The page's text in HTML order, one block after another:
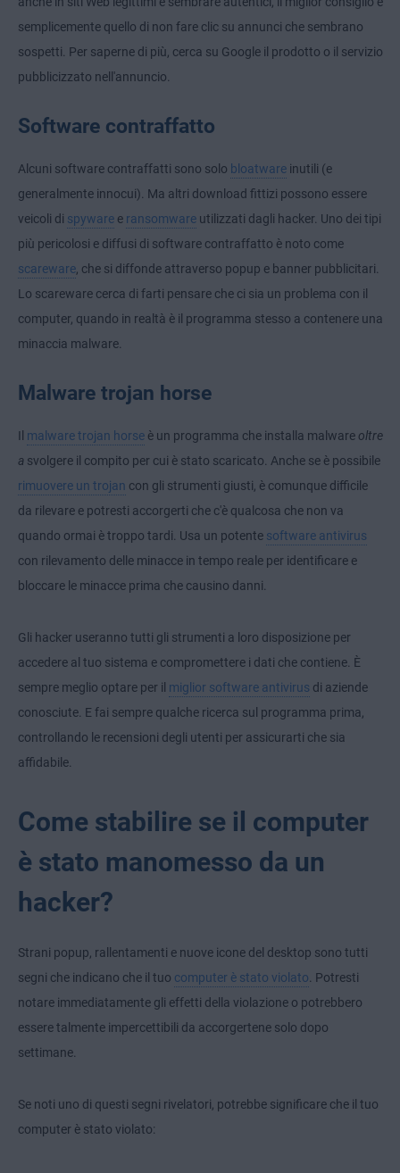
semplicemente quello di non fare clic su annunci che sembrano
sospetti. Per saperne di più, cerca su Google il prodotto o il servizio
pubblicizzato nell'annuncio.
Software contraffatto
Alcuni software contraffatti sono solo bloatware inutili (e
generalmente innocui). Ma altri download fittizi possono essere
veicoli di spyware e ransomware utilizzati dagli hacker. Uno dei tipi
più pericolosi e diffusi di software contraffatto è noto come
scareware, che si diffonde attraverso popup e banner pubblicitari.
Lo scareware cerca di farti pensare che ci sia un problema con il
computer, quando in realtà è il programma stesso a contenere una
minaccia malware.
Malware trojan horse
Il malware trojan horse è un programma che installa malware oltre
a svolgere il compito per cui è stato scaricato. Anche se è possibile
rimuovere un trojan con gli strumenti giusti, è comunque difficile
da rilevare e potresti accorgerti che c'è qualcosa che non va
quando ormai è troppo tardi. Usa un potente software antivirus
con rilevamento delle minacce in tempo reale per identificare e
bloccare le minacce prima che causino danni.
Gli hacker useranno tutti gli strumenti a loro disposizione per
accedere al tuo sistema e compromettere i dati che contiene. È
sempre meglio optare per il miglior software antivirus di aziende
conosciute. E fai sempre qualche ricerca sul programma prima,
controllando le recensioni degli utenti per assicurarti che sia
affidabile.
Come stabilire se il computer
è stato manomesso da un
hacker?
Strani popup, rallentamenti e nuove icone del desktop sono tutti
segni che indicano che il tuo computer è stato violato. Potresti
notare immediatamente gli effetti della violazione o potrebbero
essere talmente impercettibili da accorgertene solo dopo
settimane.
Se noti uno di questi segni rivelatori, potrebbe significare che il tuo
computer è stato violato: